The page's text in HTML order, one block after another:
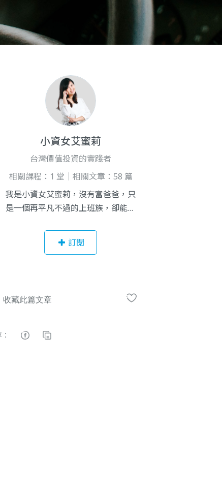
小資女艾蜜莉
台灣價值投資的實踐者
相關課程：1 堂｜相關文章：58 篇
我是小資女艾蜜莉，沒有富爸爸，只
是一個再平凡不過的上班族，卻能靠
年多的時間內，將自己的資產，翻成7
00多萬元。現在我會把這一切都分享
訂閱